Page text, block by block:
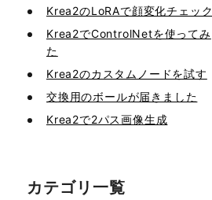
Krea2のLoRAで顔変化チェック
Krea2でControlNetを使ってみ
た
Krea2のカスタムノードを試す
交換用のボールが届きました
Krea2で2パス画像生成
カテゴリ一覧